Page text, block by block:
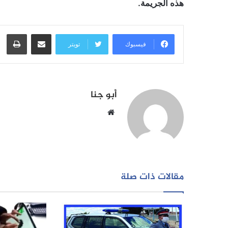
هذه الجريمة.
فيسبوك تويتر
مشاركة عبر البريد
أبو جنا
مقالات ذات صلة